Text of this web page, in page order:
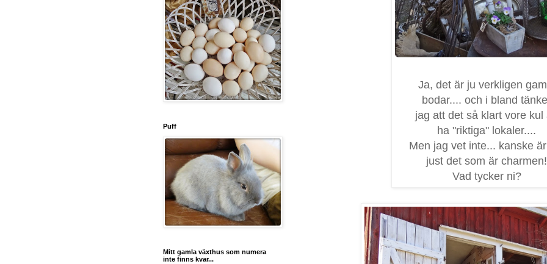
Ja, det är ju verkligen
bodar.... och i bland
jag att det så klart vore kul
ha "riktiga" lokaler....
Men jag vet inte... kanske
just det som är charmen!
Vad tycker ni?
Puff
Mitt gamla växthus som numera
inte finns kvar...